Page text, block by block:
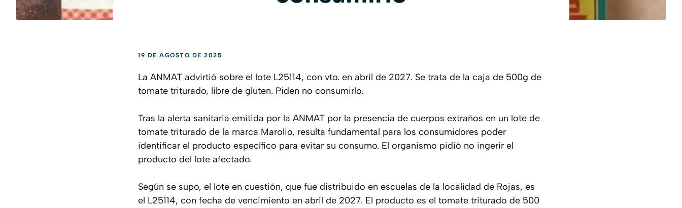
19 DE AGOSTO DE 2025
La ANMAT advirtió sobre el lote L25114, con vto. en abril de 2027. Se trata de la caja de 500g de
tomate triturado, libre de gluten. Piden no consumirlo.
Tras la alerta sanitaria emitida por la ANMAT por la presencia de cuerpos extraños en un lote de
tomate triturado de la marca Marolio, resulta fundamental para los consumidores poder
identificar el producto específico para evitar su consumo. El organismo pidió no ingerir el
producto del lote afectado.
Según se supo, el lote en cuestión, que fue distribuido en escuelas de la localidad de Rojas, es
el L25114, con fecha de vencimiento en abril de 2027. El producto es el tomate triturado de 500